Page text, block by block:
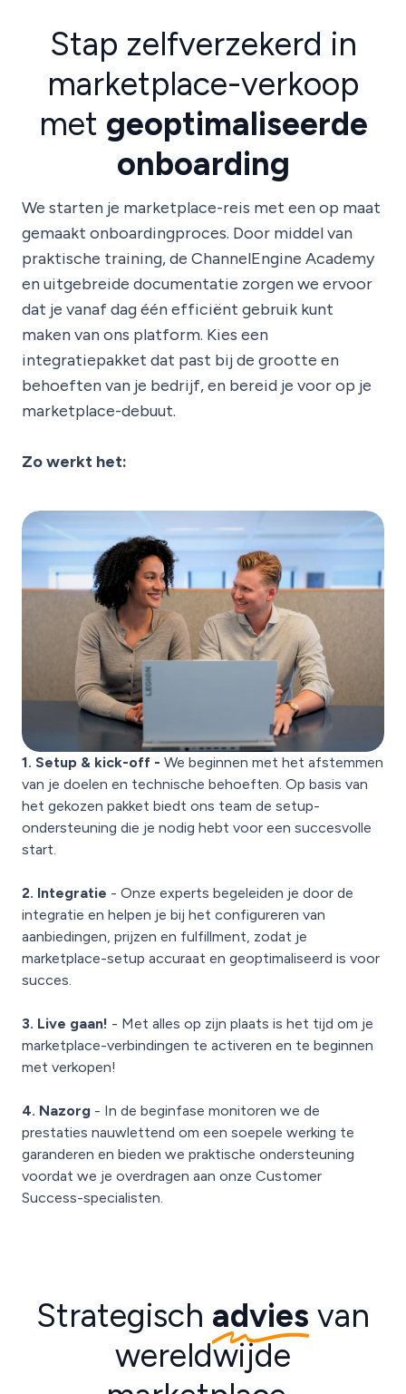
Stap zelfverzekerd in
marketplace-verkoop
met geoptimaliseerde
onboarding
We starten je marketplace-reis met een op maat
gemaakt onboardingproces. Door middel van
praktische training, de ChannelEngine Academy
en uitgebreide documentatie zorgen we ervoor
dat je vanaf dag één efficiënt gebruik kunt
maken van ons platform. Kies een
integratiepakket dat past bij de grootte en
behoeften van je bedrijf, en bereid je voor op je
marketplace-debuut.
Zo werkt het:
1. Setup & kick-off - We beginnen met het afstemmen
van je doelen en technische behoeften. Op basis van
het gekozen pakket biedt ons team de setup-
ondersteuning die je nodig hebt voor een succesvolle
start.
2. Integratie - Onze experts begeleiden je door de
integratie en helpen je bij het configureren van
aanbiedingen, prijzen en fulfillment, zodat je
marketplace-setup accuraat en geoptimaliseerd is voor
succes.
3. Live gaan! - Met alles op zijn plaats is het tijd om je
marketplace-verbindingen te activeren en te beginnen
met verkopen!
4. Nazorg - In de beginfase monitoren we de
prestaties nauwlettend om een soepele werking te
garanderen en bieden we praktische ondersteuning
voordat we je overdragen aan onze Customer
Success-specialisten.
Strategisch advies van
wereldwijde